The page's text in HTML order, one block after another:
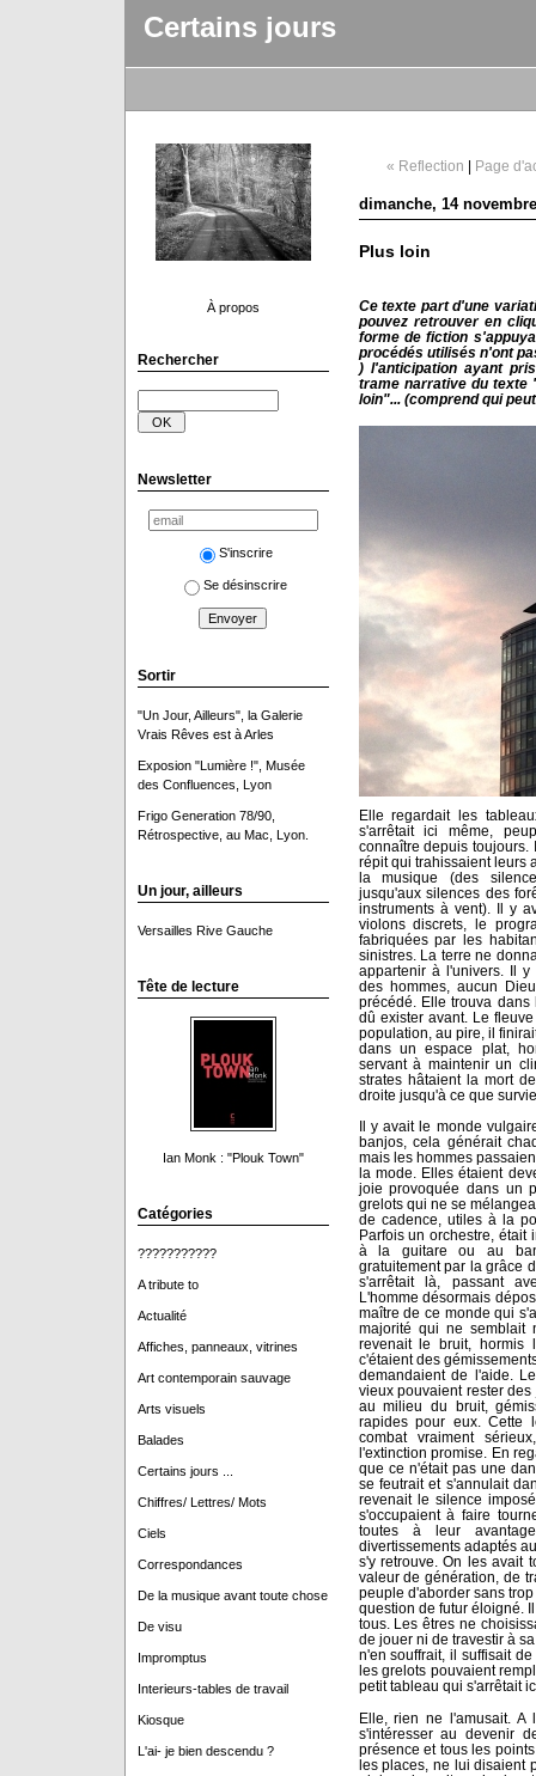
Certains jours
À propos
Rechercher
Newsletter
S'inscrire
Se désinscrire
Sortir
"Un Jour, Ailleurs", la Galerie
Vrais Rêves est à Arles
Exposion "Lumière !", Musée
des Confluences, Lyon
Frigo Generation 78/90,
Rétrospective, au Mac, Lyon.
Un jour, ailleurs
Versailles Rive Gauche
Tête de lecture
Ian Monk : "Plouk Town"
Catégories
???????????
A tribute to
Actualité
Affiches, panneaux, vitrines
Art contemporain sauvage
Arts visuels
Balades
Certains jours ...
Chiffres/ Lettres/ Mots
Ciels
Correspondances
De la musique avant toute chose
De visu
Impromptus
Interieurs-tables de travail
Kiosque
L'ai- je bien descendu ?
« Reflection | Page
dimanche, 14
Plus loin
Ce texte part d'une
pouvez retrouver en
forme de fiction
procédés utilisés n'ont
) l'anticipation ayant
trame narrative du
loin"... (comprend qui
Elle regardait les
s'arrêtait ici même,
connaître depuis toujours.
répit qui trahissaient leurs
la musique (des
jusqu'aux silences des
instruments à vent). Il y
violons discrets, le
fabriquées par les
sinistres. La terre ne
appartenir à l'univers. Il
des hommes, aucun
précédé. Elle trouva
dû exister avant. Le
population, au pire, il
dans un espace plat,
servant à maintenir un
strates hâtaient la mort
droite jusqu'à ce que
Il y avait le monde
banjos, cela générait
mais les hommes
la mode. Elles étaient
joie provoquée dans un
grelots qui ne se
de cadence, utiles à la
Parfois un orchestre, était
à la guitare ou au
gratuitement par la grâce
s'arrêtait là, passant
L'homme désormais
maître de ce monde qui
majorité qui ne semblait
revenait le bruit, hormis
c'étaient des
demandaient de l'aide.
vieux pouvaient rester
au milieu du bruit,
rapides pour eux. Cette
combat vraiment
l'extinction promise. En
que ce n'était pas une
se feutrait et s'annulait
revenait le silence
s'occupaient à faire
toutes à leur
divertissements adaptés
s'y retrouve. On les avait
valeur de génération, de
peuple d'aborder sans
question de futur éloigné.
tous. Les êtres ne
de jouer ni de travestir à
n'en souffrait, il suffisait
les grelots pouvaient
petit tableau qui s'arrêtait
Elle, rien ne l'amusait. A
s'intéresser au devenir
présence et tous les
les places, ne lui disaient